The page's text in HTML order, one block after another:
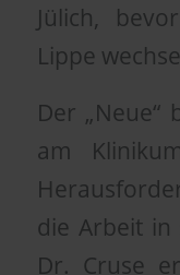
Jülich,
Lippe
Der „Neue“
am
die Arbeit in
Dr. Cruse